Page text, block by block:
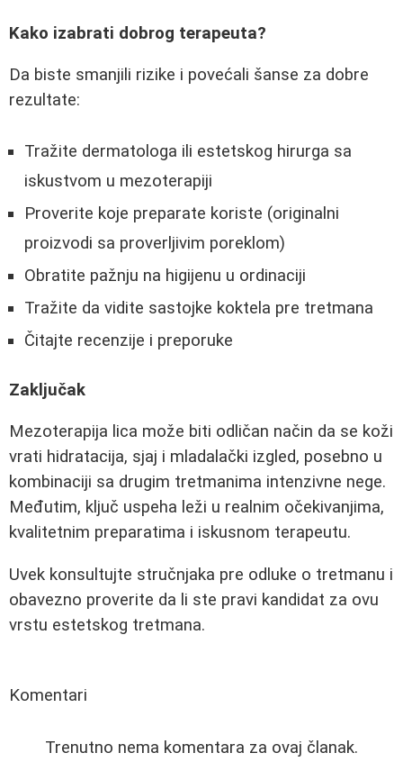
Kako izabrati dobrog terapeuta?
Da biste smanjili rizike i povećali šanse za dobre
rezultate:
Tražite dermatologa ili estetskog hirurga sa
iskustvom u mezoterapiji
Proverite koje preparate koriste (originalni
proizvodi sa proverljivim poreklom)
Obratite pažnju na higijenu u ordinaciji
Tražite da vidite sastojke koktela pre tretmana
Čitajte recenzije i preporuke
Zaključak
Mezoterapija lica može biti odličan način da se koži
vrati hidratacija, sjaj i mladalački izgled, posebno u
kombinaciji sa drugim tretmanima intenzivne nege.
Međutim, ključ uspeha leži u realnim očekivanjima,
kvalitetnim preparatima i iskusnom terapeutu.
Uvek konsultujte stručnjaka pre odluke o tretmanu i
obavezno proverite da li ste pravi kandidat za ovu
vrstu estetskog tretmana.
Komentari
Trenutno nema komentara za ovaj članak.